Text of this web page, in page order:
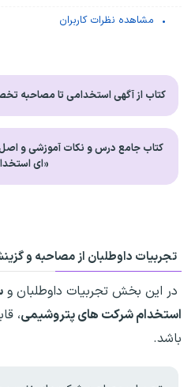
مشاهده نظرات کاربران
کتاب از آگهی استخدامی تا مصاحبه
کتاب جامع درس و نکات آموزشی و
«ای
تجربیات داوطلبان از مصاحبه و
در این بخش تجربیات داوطلبان و
استخدام شرکت های پتروشیمی،
باشد.